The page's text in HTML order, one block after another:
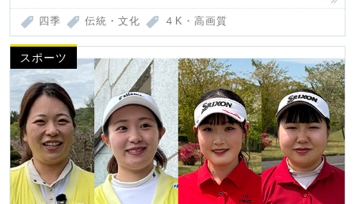
四季 伝統・文化 ４K・高画質
スポーツ